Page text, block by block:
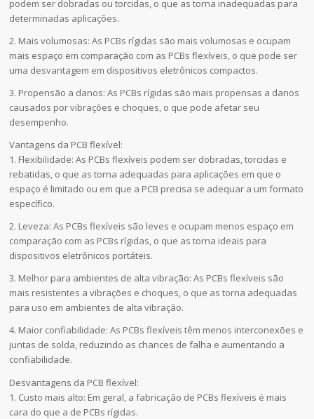
podem ser dobradas ou torcidas, o que as torna inadequadas para
determinadas aplicações.
2. Mais volumosas: As PCBs rígidas são mais volumosas e ocupam
mais espaço em comparação com as PCBs flexíveis, o que pode ser
uma desvantagem em dispositivos eletrônicos compactos.
3. Propensão a danos: As PCBs rígidas são mais propensas a danos
causados por vibrações e choques, o que pode afetar seu
desempenho.
Vantagens da PCB flexível:
1. Flexibilidade: As PCBs flexíveis podem ser dobradas, torcidas e
rebatidas, o que as torna adequadas para aplicações em que o
espaço é limitado ou em que a PCB precisa se adequar a um formato
específico.
2. Leveza: As PCBs flexíveis são leves e ocupam menos espaço em
comparação com as PCBs rígidas, o que as torna ideais para
dispositivos eletrônicos portáteis.
3. Melhor para ambientes de alta vibração: As PCBs flexíveis são
mais resistentes a vibrações e choques, o que as torna adequadas
para uso em ambientes de alta vibração.
4. Maior confiabilidade: As PCBs flexíveis têm menos interconexões e
juntas de solda, reduzindo as chances de falha e aumentando a
confiabilidade.
Desvantagens da PCB flexível:
1. Custo mais alto: Em geral, a fabricação de PCBs flexíveis é mais
cara do que a de PCBs rígidas.